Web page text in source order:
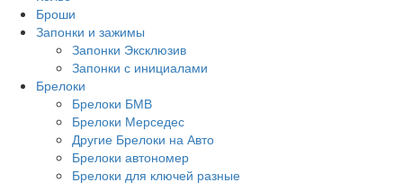
Броши
Запонки и зажимы
Запонки Эксклюзив
Запонки с инициалами
Брелоки
Брелоки БМВ
Брелоки Мерседес
Другие Брелоки на Авто
Брелоки автономер
Брелоки для ключей разные